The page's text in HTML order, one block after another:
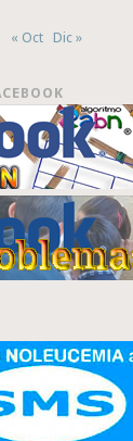
« Oct Dic »